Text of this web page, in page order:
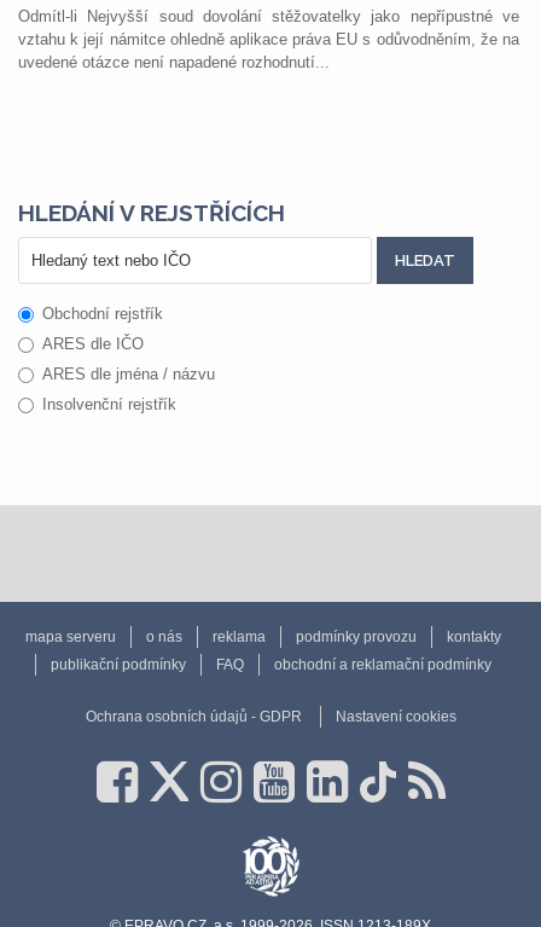
Odmítl-li Nejvyšší soud dovolání stěžovatelky jako nepřípustné ve
vztahu k její námitce ohledně aplikace práva EU s odůvodněním, že na
uvedené otázce není napadené rozhodnutí...
HLEDÁNÍ V REJSTŘÍCÍCH
Obchodní rejstřík
ARES dle IČO
ARES dle jména / názvu
Insolvenční rejstřík
mapa serveru o nás reklama podmínky provozu
kontakty
publikační podmínky
FAQ obchodní a reklamační podmínky
Ochrana osobních údajů - GDPR Nastavení cookies